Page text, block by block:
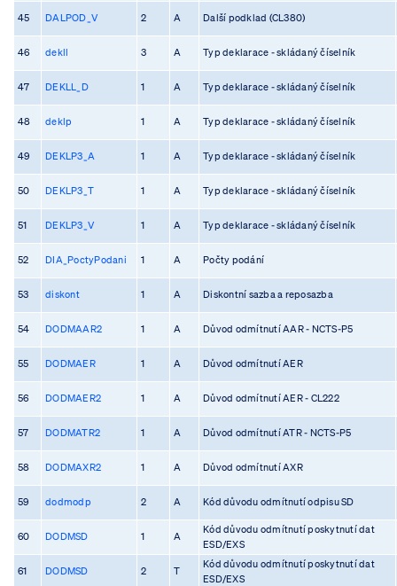
45 DALPOD_V 2 A Další podklad (CL380)
46 dekll 3 A Typ deklarace - skládaný číselník
47 DEKLL_D 1 A Typ deklarace - skládaný číselník
48 deklp 1 A Typ deklarace - skládaný číselník
49 DEKLP3_A 1 A Typ deklarace - skládaný číselník
50 DEKLP3_T 1 A Typ deklarace - skládaný číselník
51 DEKLP3_V 1 A Typ deklarace - skládaný číselník
52 DIA_PoctyPodani 1 A Počty podání
53 diskont 1 A Diskontní sazba a reposazba
54 DODMAAR2 1 A Důvod odmítnutí AAR - NCTS-P5
55 DODMAER 1 A Důvod odmítnutí AER
56 DODMAER2 1 A Důvod odmítnutí AER - CL222
57 DODMATR2 1 A Důvod odmítnutí ATR - NCTS-P5
58 DODMAXR2 1 A Důvod odmítnutí AXR
59 dodmodp 2 A Kód důvodu odmítnutí odpisu SD
60 DODMSD 1 A
Kód důvodu odmítnutí poskytnutí dat
ESD/EXS
61 DODMSD 2 T
Kód důvodu odmítnutí poskytnutí dat
ESD/EXS